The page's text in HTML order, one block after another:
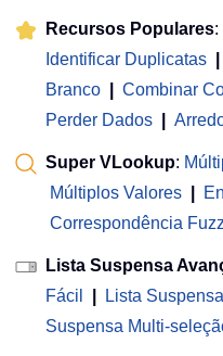
Recursos Populares:
Identificar Duplicatas
Branco
Combinar
Perder Dados
Super VLookup:
Múltiplos Valores
Correspondência
Lista Suspensa
Fácil
Lista
Suspensa Multi-